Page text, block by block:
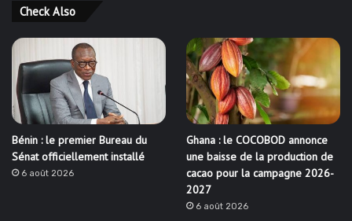
Check Also
Bénin : le premier Bureau du
Sénat officiellement installé
6 août 2026
Ghana : le COCOBOD annonce
une baisse de la production de
cacao pour la campagne 2026-
2027
6 août 2026